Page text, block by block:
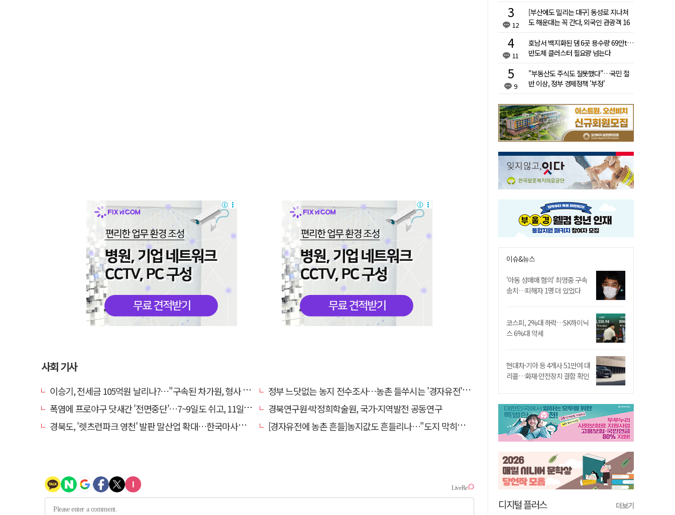
사회 기사
이승기, 전세금 105억원 날리나?…"구속된 차가원, 형사 범죄 영역"
정부 느닷없는 농지 전수조사…농촌 들쑤시는 '경자유전'의 칼날
폭염에 프로야구 닷새간 '전면중단'…7~9일도 쉬고, 11일 재개
경북연구원·박정희학술원, 국가·지역발전 공동연구
경북도, '렛츠런파크 영천' 발판 말산업 확대…한국마사회 유치도 총력
[경자유전에 농촌 흔들]농지값도 흔들리나…"도지 막히면 헐값 매물 나올 수도"
12
[부산에도 밀리는 대구] 동성로 지나쳐
도 해운대는 꼭 간다, 외국인 관광객 16
11
호남서 백지화된 댐 6곳 용수량 69만t…
반도체 클러스터 필요량 넘는다
9
"부동산도 주식도 잘못했다"…국민 절
반 이상, 정부 경제정책 '부정'
이슈&뉴스
'아동 성매매 혐의' 최영중 구속
송치…피해자 1명 더 있었다
코스피, 2%대 하락…SK하이닉
스 6%대 약세
현대차·기아 등 4개사 51만여 대
리콜…화재·안전장치 결함 확인
디지털 플러스 더보기